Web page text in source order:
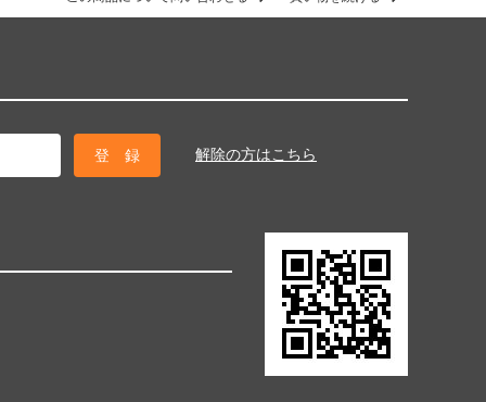
解除の方はこちら